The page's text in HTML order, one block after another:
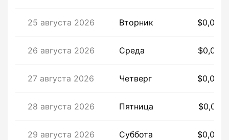
25 августа 2026 Вторник
26 августа 2026 Среда
27 августа 2026 Четверг
28 августа 2026 Пятница
29 августа 2026 Суббота